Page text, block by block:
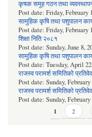
कृषक समूह गठन तथा व्यवस्थापन
Post date: Friday, February
सामुहिक कृषि तथा पशुपालन
Post date: Friday, February
शिक्षा निति २०८१
Post date: Sunday, June 8,
सामुहिक कृषि तथा पशुपालन
Post date: Tuesday, April
राजस्व परामर्श समितिको
Post date: Sunday,
राजस्व परामर्श समितिको
Post date: Sunday,
1 2